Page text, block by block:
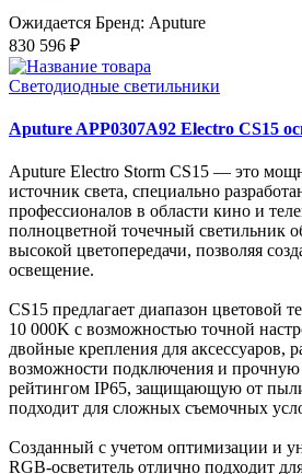
Ожидается Бренд: Aputure
830 596 ₽
Светодиодные светильники
Aputure APP0307A92 Electro CS15
Aputure Electro Storm CS15 — это
источник света, специально
профессионалов в области кино и
полноцветной точечный светильник
высокой цветопередачи, позволяя
освещение.
CS15 предлагает диапазон цветовой
10 000K с возможностью точной
двойные крепления для аксессуаров,
возможности подключения и
рейтингом IP65, защищающую от
подходит для сложных съемочных
Созданный с учетом оптимизации и
RGB-осветитель отлично подходит